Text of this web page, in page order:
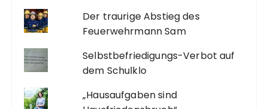
Der traurige Abstieg des
Feuerwehrmann Sam
Selbstbefriedigungs-Verbot auf
dem Schulklo
„Hausaufgaben sind